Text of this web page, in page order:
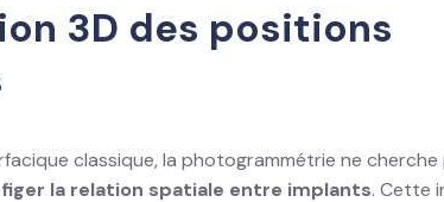
3D des positions
classique, la photogrammétrie ne cherche
figer la relation spatiale entre implants. Cette